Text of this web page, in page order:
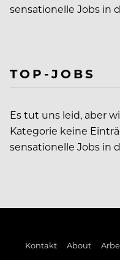
sensationelle Jobs in
TOP-JOBS
Es tut uns leid, aber
Kategorie keine
sensationelle Jobs in
Kontakt About